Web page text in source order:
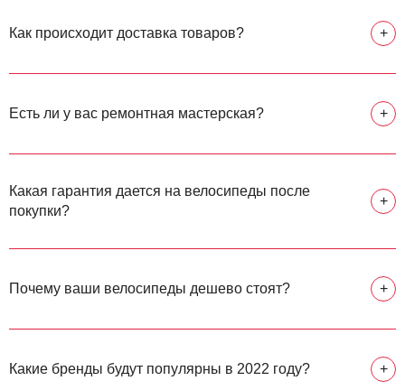
Как происходит доставка товаров? +
Есть ли у вас ремонтная мастерская? +
Какая гарантия дается на велосипеды после
покупки?
+
Почему ваши велосипеды дешево стоят? +
Какие бренды будут популярны в 2022 году? +